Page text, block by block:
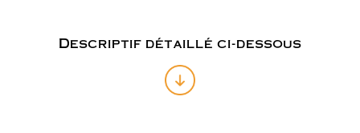
Descriptif détaillé ci-dessous